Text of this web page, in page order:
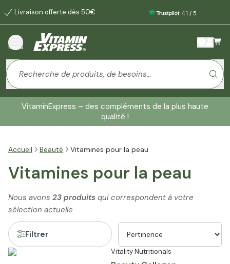
Livraison offerte dès 50€ : 4.1 / 5
Menu
VitaminExpress – des compléments de la plus haute
qualité !
Accueil Beauté Vitamines pour la peau
Vitamines pour la peau
Nous avons 23 produits qui correspondent à votre
sélection actuelle
Filtrer
Vitality Nutritionals